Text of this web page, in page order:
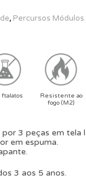
, Percursos Módulos
ftalatos
Resistente ao
fogo (M2)
3 peças em tela
em espuma.
3 aos 5 anos.